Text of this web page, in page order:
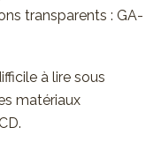
transparents : GA-
à lire sous
matériaux